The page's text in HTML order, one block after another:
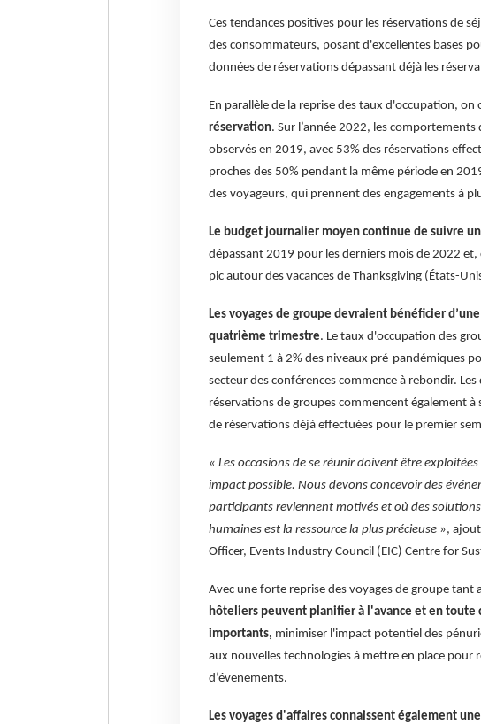
Ces tendances positives pour les réservations de
des consommateurs, posant d'excellentes bases
données de réservations dépassant déjà les
En parallèle de la reprise des taux d'occupation, on
réservation. Sur l’année 2022, les
observés en 2019, avec 53% des réservations
proches des 50% pendant la même période en
des voyageurs, qui prennent des engagements à
Le budget journalier moyen continue de suivre
dépassant 2019 pour les derniers mois de 2022
pic autour des vacances de Thanksgiving (États-
Les voyages de groupe devraient bénéficier
quatrième trimestre. Le taux d'occupation des
seulement 1 à 2% des niveaux pré-pandémiques
secteur des conférences commence à rebondir.
réservations de groupes commencent également
de réservations déjà effectuées pour le premier
« Les occasions de se réunir doivent être
impact possible. Nous devons concevoir des
participants reviennent motivés et où des
humaines est la ressource la plus précieuse»,
Officer, Events Industry Council (EIC) Centre for
Avec une forte reprise des voyages de groupe
hôteliers peuvent planifier à l'avance et en toute
importants, minimiser l'impact potentiel des
aux nouvelles technologies à mettre en place pour
d’évenements.
Les voyages d'affaires connaissent également